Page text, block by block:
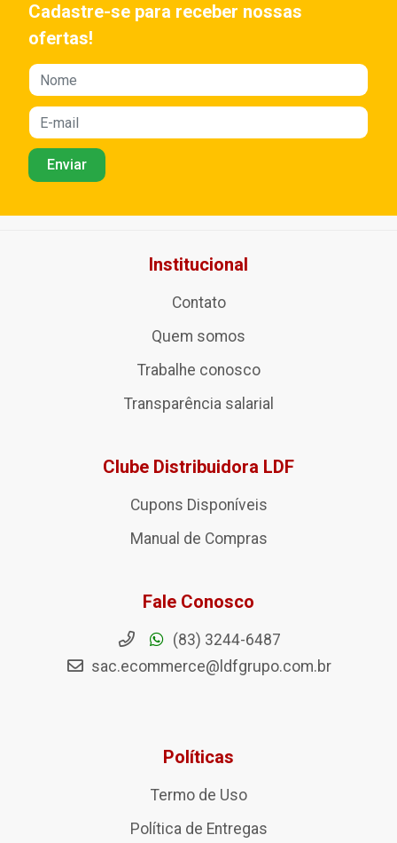
Cadastre-se para receber nossas
ofertas!
Institucional
Contato
Quem somos
Trabalhe conosco
Transparência salarial
Clube Distribuidora LDF
Cupons Disponíveis
Manual de Compras
Fale Conosco
(83) 3244-6487
sac.ecommerce@ldfgrupo.com.br
Políticas
Termo de Uso
Política de Entregas